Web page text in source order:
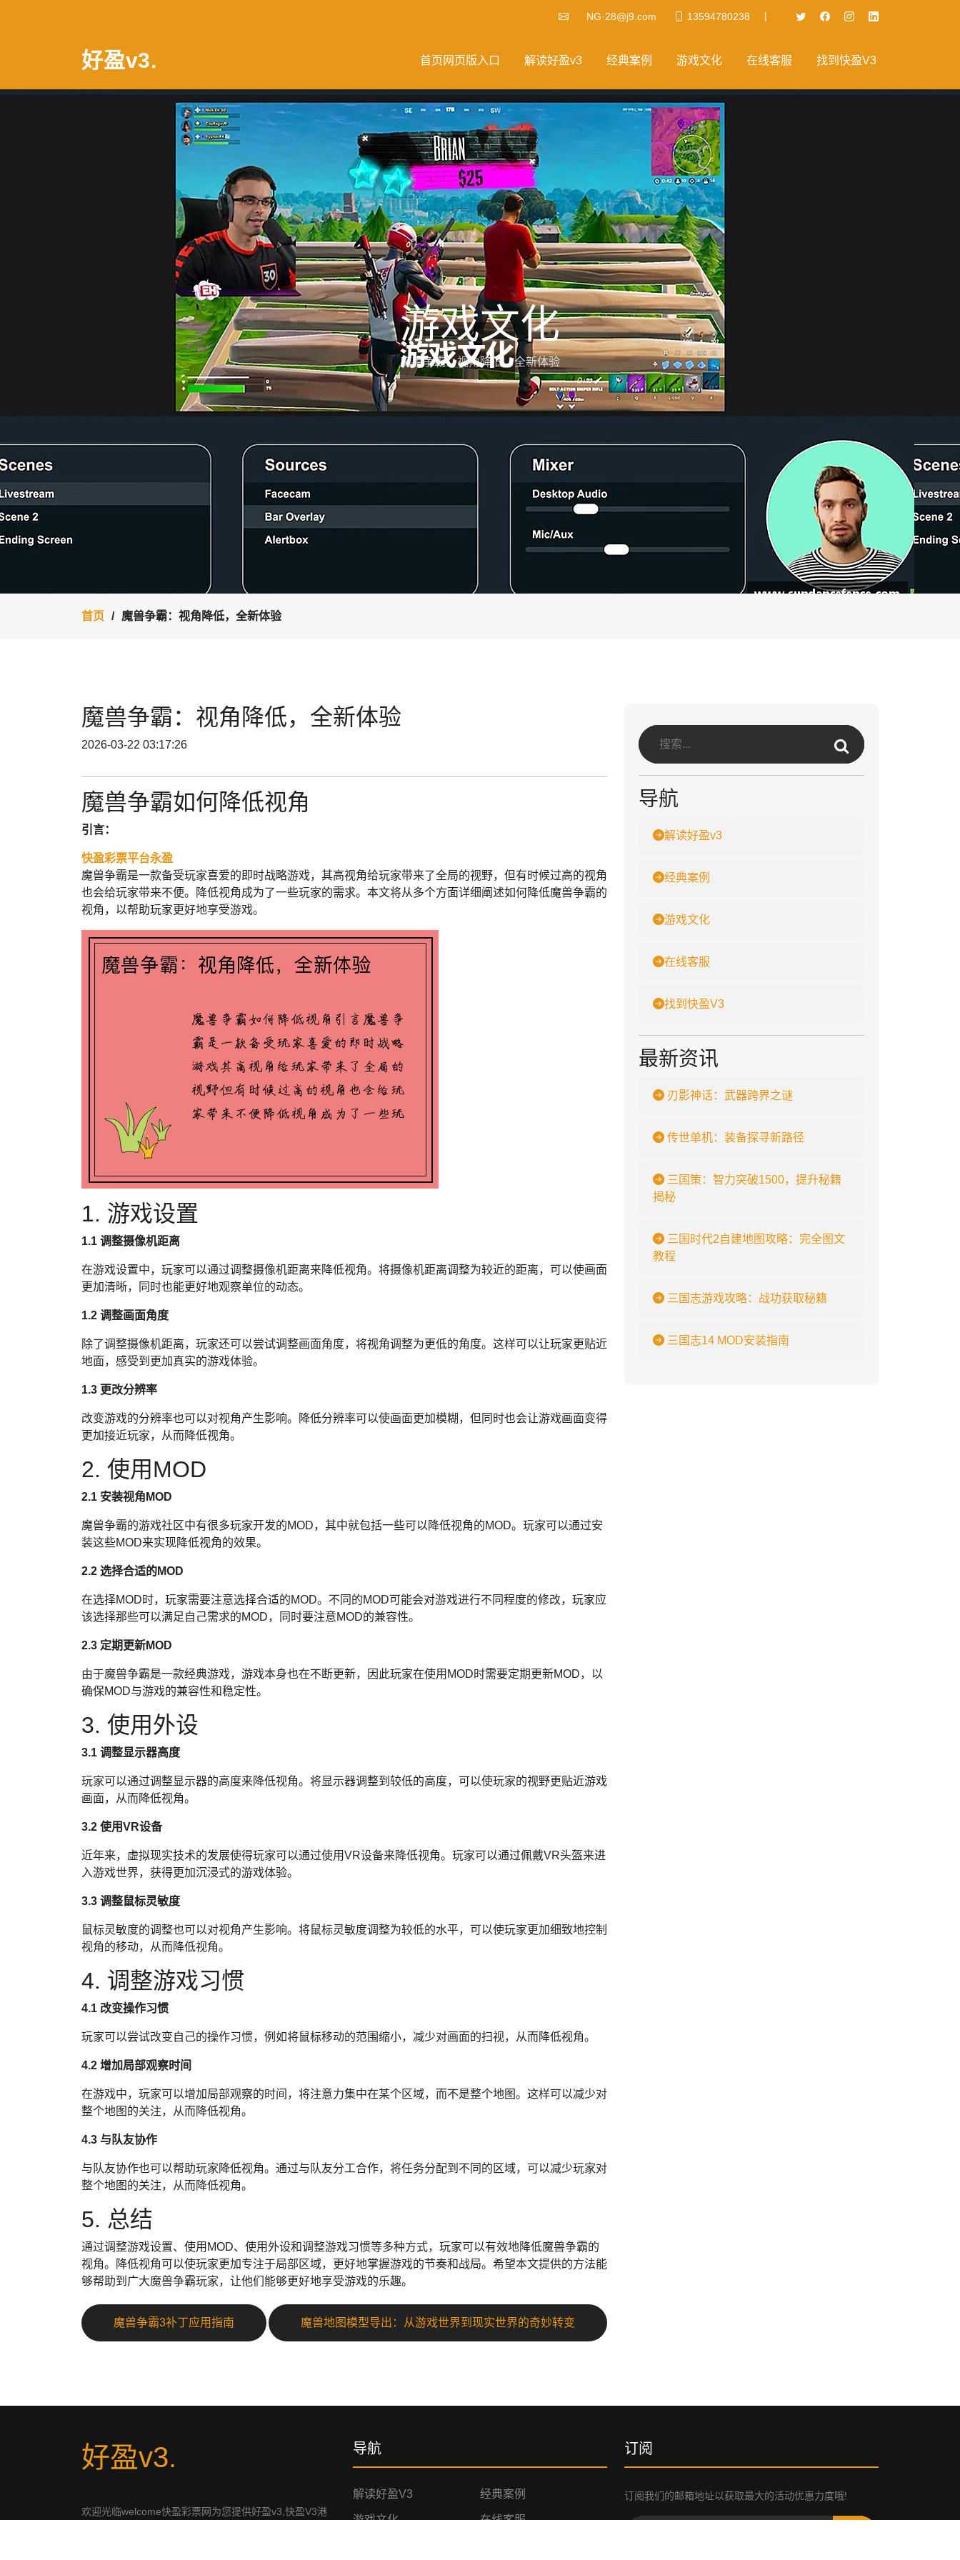
NG·28@j9.com 13594780238 |
好盈v3. 首页网页版入口 解读好盈v3 经典案例 游戏文化 在线客服 找到快盈V3
游戏文化
魔兽争霸：视角降低，全新体验
首页 魔兽争霸：视角降低，全新体验
魔兽争霸：视角降低，全新体验
2026-03-22 03:17:26
魔兽争霸如何降低视角
引言：
快盈彩票平台永盈
魔兽争霸是一款备受玩家喜爱的即时战略游戏，其高视角给玩家带来了全局的视野，但有时候过高的视角
也会给玩家带来不便。降低视角成为了一些玩家的需求。本文将从多个方面详细阐述如何降低魔兽争霸的
视角，以帮助玩家更好地享受游戏。
1. 游戏设置
1.1 调整摄像机距离
在游戏设置中，玩家可以通过调整摄像机距离来降低视角。将摄像机距离调整为较近的距离，可以使画面
更加清晰，同时也能更好地观察单位的动态。
1.2 调整画面角度
除了调整摄像机距离，玩家还可以尝试调整画面角度，将视角调整为更低的角度。这样可以让玩家更贴近
地面，感受到更加真实的游戏体验。
1.3 更改分辨率
改变游戏的分辨率也可以对视角产生影响。降低分辨率可以使画面更加模糊，但同时也会让游戏画面变得
更加接近玩家，从而降低视角。
2. 使用MOD
2.1 安装视角MOD
魔兽争霸的游戏社区中有很多玩家开发的MOD，其中就包括一些可以降低视角的MOD。玩家可以通过安
装这些MOD来实现降低视角的效果。
2.2 选择合适的MOD
在选择MOD时，玩家需要注意选择合适的MOD。不同的MOD可能会对游戏进行不同程度的修改，玩家应
该选择那些可以满足自己需求的MOD，同时要注意MOD的兼容性。
2.3 定期更新MOD
由于魔兽争霸是一款经典游戏，游戏本身也在不断更新，因此玩家在使用MOD时需要定期更新MOD，以
确保MOD与游戏的兼容性和稳定性。
3. 使用外设
3.1 调整显示器高度
玩家可以通过调整显示器的高度来降低视角。将显示器调整到较低的高度，可以使玩家的视野更贴近游戏
画面，从而降低视角。
3.2 使用VR设备
近年来，虚拟现实技术的发展使得玩家可以通过使用VR设备来降低视角。玩家可以通过佩戴VR头盔来进
入游戏世界，获得更加沉浸式的游戏体验。
3.3 调整鼠标灵敏度
鼠标灵敏度的调整也可以对视角产生影响。将鼠标灵敏度调整为较低的水平，可以使玩家更加细致地控制
视角的移动，从而降低视角。
4. 调整游戏习惯
4.1 改变操作习惯
玩家可以尝试改变自己的操作习惯，例如将鼠标移动的范围缩小，减少对画面的扫视，从而降低视角。
4.2 增加局部观察时间
在游戏中，玩家可以增加局部观察的时间，将注意力集中在某个区域，而不是整个地图。这样可以减少对
整个地图的关注，从而降低视角。
4.3 与队友协作
与队友协作也可以帮助玩家降低视角。通过与队友分工合作，将任务分配到不同的区域，可以减少玩家对
整个地图的关注，从而降低视角。
5. 总结
通过调整游戏设置、使用MOD、使用外设和调整游戏习惯等多种方式，玩家可以有效地降低魔兽争霸的
视角。降低视角可以使玩家更加专注于局部区域，更好地掌握游戏的节奏和战局。希望本文提供的方法能
够帮助到广大魔兽争霸玩家，让他们能够更好地享受游戏的乐趣。
魔兽争霸3补丁应用指南 魔兽地图模型导出：从游戏世界到现实世界的奇妙转变
导航
解读好盈v3
经典案例
游戏文化
在线客服
找到快盈V3
最新资讯
刃影神话：武器跨界之谜
传世单机：装备探寻新路径
三国策：智力突破1500，提升秘籍
揭秘
三国时代2自建地图攻略：完全图文
教程
三国志游戏攻略：战功获取秘籍
三国志14 MOD安装指南
好盈v3.
欢迎光临welcome快盈彩票网为您提供好盈v3,快盈V3港
导航
解读好盈v3 经典案例
游戏文化 在线客服
订阅
订阅我们的邮箱地址以获取最大的活动优惠力度哦!